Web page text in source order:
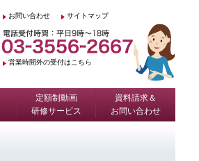
お問い合わせ サイトマップ
営業時間外の受付はこちら
定額制動画
研修サービス
資料請求＆
お問い合わせ